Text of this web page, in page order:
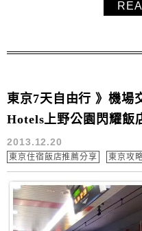
東京7天自由行 》機場
Hotels上野公園閃耀飯
2013.12.20
東京住宿飯店推薦分享 東京攻